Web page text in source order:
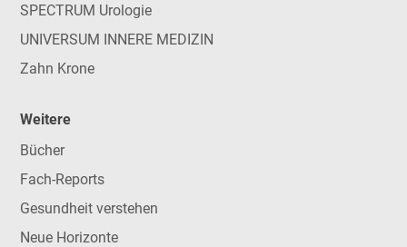
SPECTRUM Urologie
UNIVERSUM INNERE MEDIZIN
Zahn Krone
Weitere
Bücher
Fach-Reports
Gesundheit verstehen
Neue Horizonte